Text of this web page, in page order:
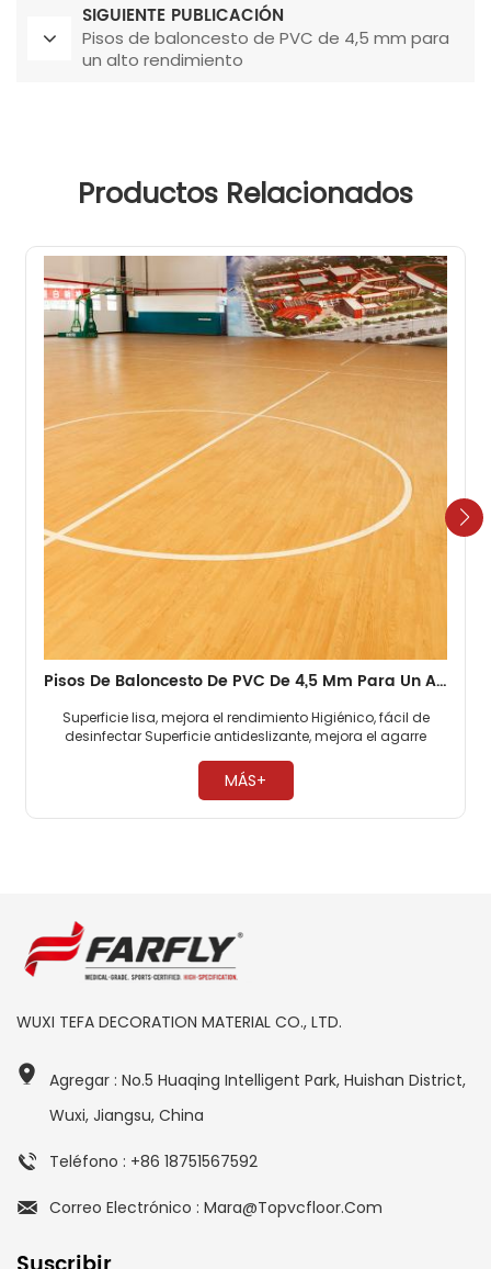
SIGUIENTE PUBLICACIÓN
Pisos de baloncesto de PVC de 4,5 mm para
un alto rendimiento
Productos Relacionados
Pisos De Baloncesto De PVC De 4,5 Mm Para Un Alto Rendimiento
Superficie lisa, mejora el rendimiento Higiénico, fácil de
desinfectar Superficie antideslizante, mejora el agarre ​
MÁS+
WUXI TEFA DECORATION MATERIAL CO., LTD.
Agregar : No.5 Huaqing Intelligent Park, Huishan District,
Wuxi, Jiangsu, China
Teléfono : +86 18751567592
Correo Electrónico : Mara@topvcfloor.com